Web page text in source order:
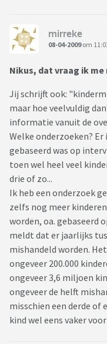
mirreke
08-04-2009om
Nikus, dat vraag ik me
Jij schrijft ook:
maar hoe veelvuldig
informatie vanuit de
Welke onderzoeken?
gebaseerd was op
toen wel heel veel
drie of zo...
Ik heb een onderzoek
zelfs nog meer
worden, oa. gebaseerd
meldt dat er jaarlijks
mishandeld worden.
ongeveer 200.000
ongeveer 3,6 miljoen
ongeveer de helft
misschien een derde
kind wel eens vaker